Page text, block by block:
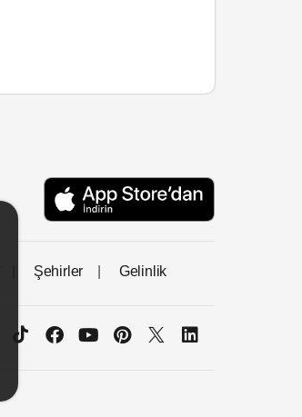
Şehirler Gelinlik